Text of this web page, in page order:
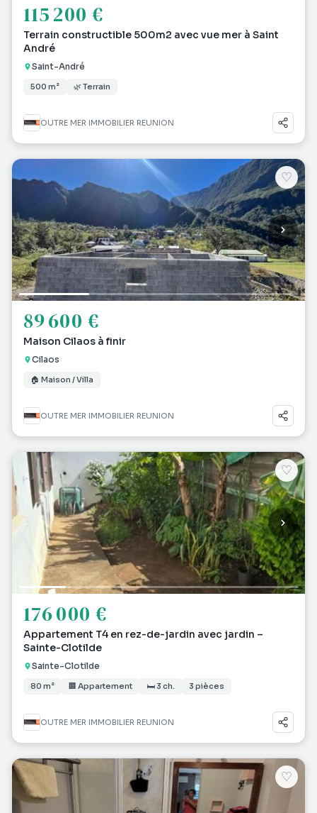
115 200 €
Terrain constructible 500m2 avec vue mer à Saint
André
Saint-André
500 m² 🌿 Terrain
OUTRE MER IMMOBILIER REUNION
♡
89 600 €
Maison Cilaos à finir
Cilaos
🏠 Maison / Villa
OUTRE MER IMMOBILIER REUNION
♡
176 000 €
Appartement T4 en rez-de-jardin avec jardin –
Sainte-Clotilde
Sainte-Clotilde
80 m² 🏢 Appartement 🛏 3 ch. 3 pièces
OUTRE MER IMMOBILIER REUNION
♡